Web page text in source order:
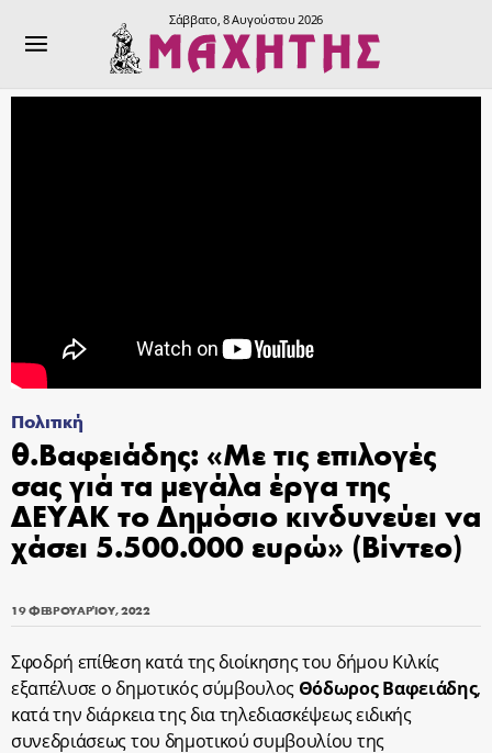
Σάββατο, 8 Αυγούστου 2026
Πολιτική
θ.Βαφειάδης: «Με τις επιλογές
σας γιά τα μεγάλα έργα της
ΔΕΥΑΚ το Δημόσιο κινδυνεύει να
χάσει 5.500.000 ευρώ» (Βίντεο)
19 ΦΕΒΡΟΥΑΡΊΟΥ, 2022
Σφοδρή επίθεση κατά της διοίκησης του δήμου Κιλκίς
εξαπέλυσε ο δημοτικός σύμβουλος Θόδωρος Βαφειάδης,
κατά την διάρκεια της δια τηλεδιασκέψεως ειδικής
συνεδριάσεως του δημοτικού συμβουλίου της